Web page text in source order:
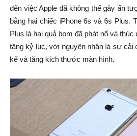
đến việc Apple đã không thể gây ấn
bằng hai chiếc iPhone 6s và 6s Plus.
Plus là hai quả bom đã phát nổ và thúc
tăng kỷ lục, với nguyên nhân là sự cải
kế và tăng kích thước màn hình.